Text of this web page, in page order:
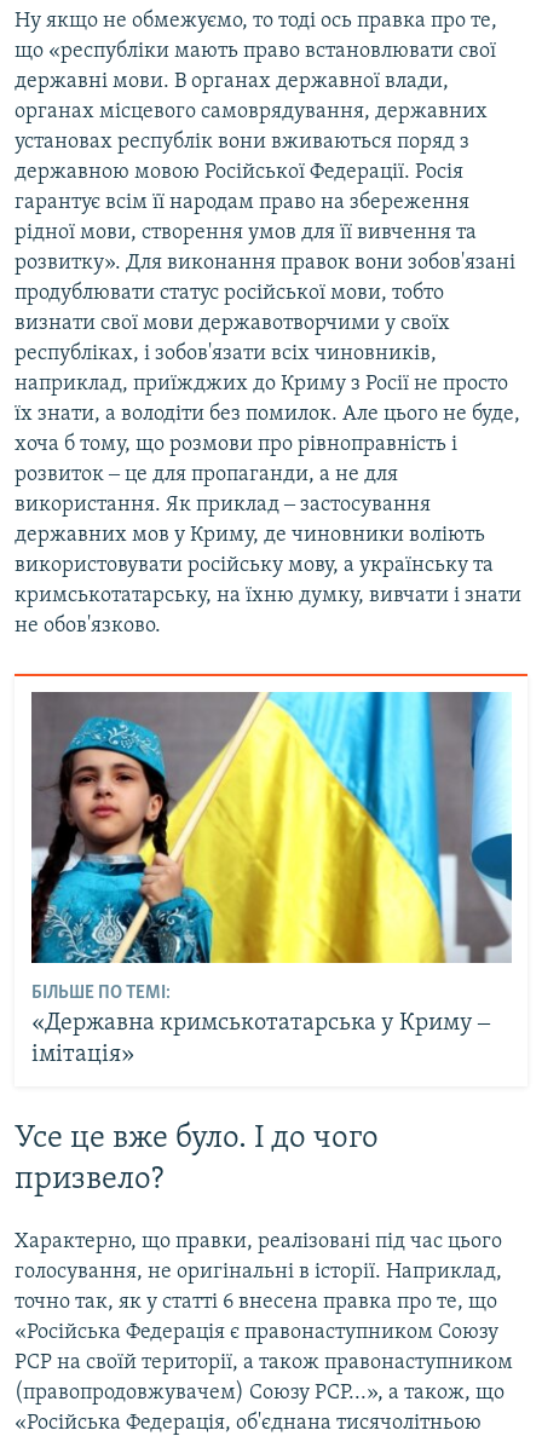
Ну якщо не обмежуємо, то тоді ось правка про те,
що «республіки мають право встановлювати свої
державні мови. В органах державної влади,
органах місцевого самоврядування, державних
установах республік вони вживаються поряд з
державною мовою Російської Федерації. Росія
гарантує всім її народам право на збереження
рідної мови, створення умов для її вивчення та
розвитку». Для виконання правок вони зобов'язані
продублювати статус російської мови, тобто
визнати свої мови державотворчими у своїх
республіках, і зобов'язати всіх чиновників,
наприклад, приїжджих до Криму з Росії не просто
їх знати, а володіти без помилок. Але цього не буде,
хоча б тому, що розмови про рівноправність і
розвиток ‒ це для пропаганди, а не для
використання. Як приклад ‒ застосування
державних мов у Криму, де чиновники воліють
використовувати російську мову, а українську та
кримськотатарську, на їхню думку, вивчати і знати
не обов'язково.
БІЛЬШЕ ПО ТЕМІ:
«Державна кримськотатарська у Криму ‒
імітація»
Усе це вже було. І до чого
призвело?
Характерно, що правки, реалізовані під час цього
голосування, не оригінальні в історії. Наприклад,
точно так, як у статті 6 внесена правка про те, що
«Російська Федерація є правонаступником Союзу
РСР на своїй території, а також правонаступником
(правопродовжувачем) Союзу РСР...», а також, що
«Російська Федерація, об'єднана тисячолітньою